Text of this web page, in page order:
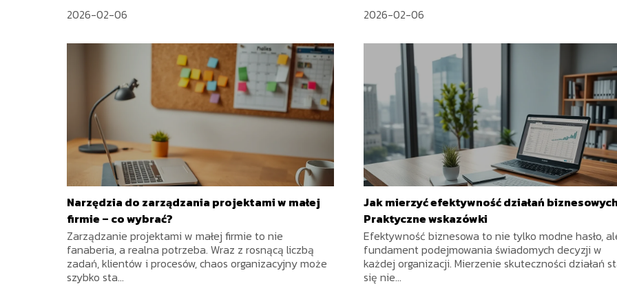
2026-02-06
2026-02-06
Narzędzia do zarządzania projektami w małej
firmie – co wybrać?
Zarządzanie projektami w małej firmie to nie
fanaberia, a realna potrzeba. Wraz z rosnącą liczbą
zadań, klientów i procesów, chaos organizacyjny może
szybko sta...
Jak mierzyć efektywność działań
Praktyczne wskazówki
Efektywność biznesowa to nie tylko modne hasło,
fundament podejmowania świadomych decyzji w
każdej organizacji. Mierzenie skuteczności działań
się nie...